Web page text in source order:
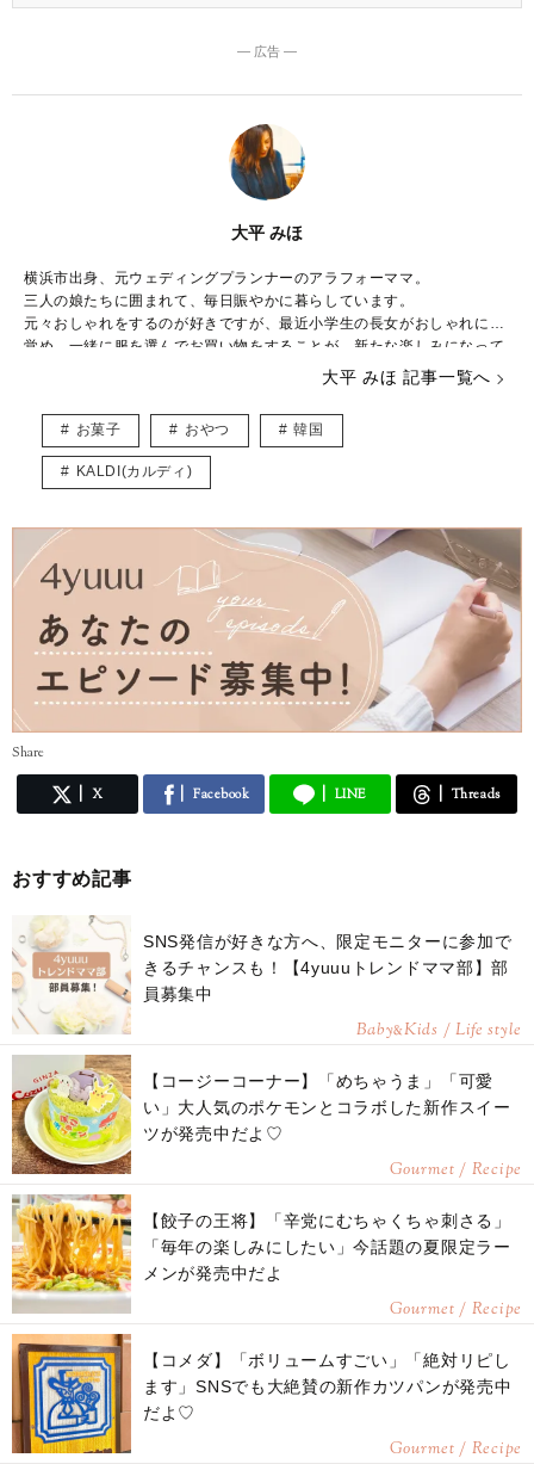
― 広告 ―
大平 みほ
横浜市出身、元ウェディングプランナーのアラフォーママ。
三人の娘たちに囲まれて、毎日賑やかに暮らしています。
元々おしゃれをするのが好きですが、最近小学生の長女がおしゃれに目
覚め、一緒に服を選んでお買い物をすることが、新たな楽しみになって
イベントを考え、全力で楽しんでいます。
やりたいことがたくさんありすぎて、毎日時間が足りないのがちょっと
した悩み。
育児をしながら、多くのママが楽しめるような記事をお届けできたらと
思っています。
大平 みほ 記事一覧へ
お菓子 おやつ 韓国
KALDI(カルディ)
Share
X Facebook LINE Threads
おすすめ記事
SNS発信が好きな方へ、限定モニターに参加で
きるチャンスも！【4yuuuトレンドママ部】部
員募集中
Baby&Kids / Life style
【コージーコーナー】「めちゃうま」「可愛
い」大人気のポケモンとコラボした新作スイー
ツが発売中だよ♡
Gourmet / Recipe
【餃子の王将】「辛党にむちゃくちゃ刺さる」
「毎年の楽しみにしたい」今話題の夏限定ラー
メンが発売中だよ
Gourmet / Recipe
【コメダ】「ボリュームすごい」「絶対リピし
ます」SNSでも大絶賛の新作カツパンが発売中
だよ♡
Gourmet / Recipe